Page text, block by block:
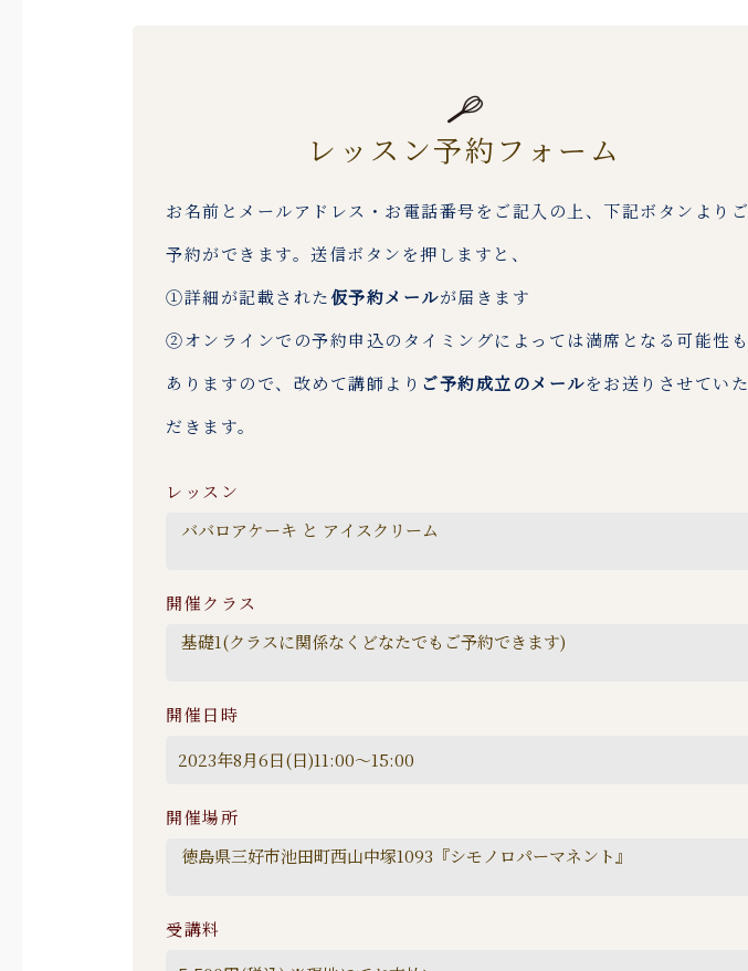
レッスン予約フォーム
お名前とメールアドレス・お電話番号をご記入の上、下記ボタンよりご
予約ができます。送信ボタンを押しますと、
①詳細が記載された仮予約メールが届きます
②オンラインでの予約申込のタイミングによっては満席となる可能性も
ありますので、改めて講師より ご予約成立のメールをお送りさせていた
だきます。
レッスン
開催クラス
開催日時
開催場所
受講料